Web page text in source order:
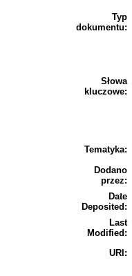
Typ
dokumentu:
Słowa
kluczowe:
Tematyka:
Dodano
przez:
Date
Deposited:
Last
Modified:
URI: